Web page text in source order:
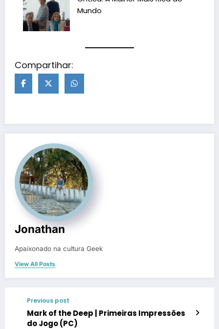
Mundo
Compartihar:
Jonathan
Apaixonado na cultura Geek
View All Posts
Previous post
Mark of the Deep | Primeiras Impressões
do Jogo (PC)